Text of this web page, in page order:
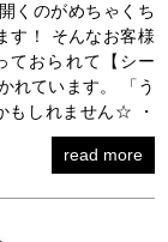
くのがめちゃくち
す！ そんなお客様
ておられて【シー
れています。 「う
もしれません☆ ・
read more